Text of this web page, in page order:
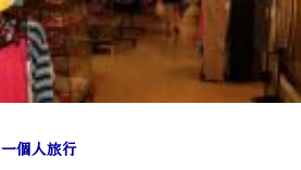
一個人旅行